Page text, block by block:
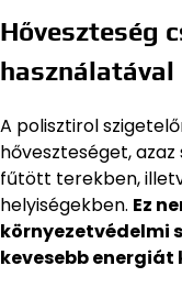
Hőveszteség
használatával
A polisztirol
hőveszteséget,
fűtött terekben,
helyiségekben. Ez
környezetvédelmi
kevesebb